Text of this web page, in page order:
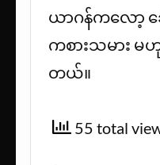
ယာဂန်ကလော့
ကစားသမား မ
တယ်။
55 total